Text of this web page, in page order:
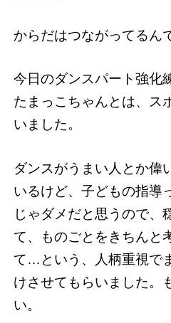
からだはつながってるん
今日のダンスパート強化
たまっこちゃんとは、ス
いました。
ダンスがうまい人とか偉
いるけど、子どもの指導
じゃダメだと思うので、
て、ものごとをきちんと
て…という、人柄重視で
けさせてもらいました。
い。